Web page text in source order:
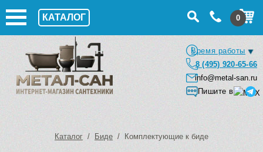
КАТАЛОГ 0
Время работы
8 (495) 920-65-66
info@metal-san.ru
Пишите в
Каталог / Биде / Комплектующие к биде